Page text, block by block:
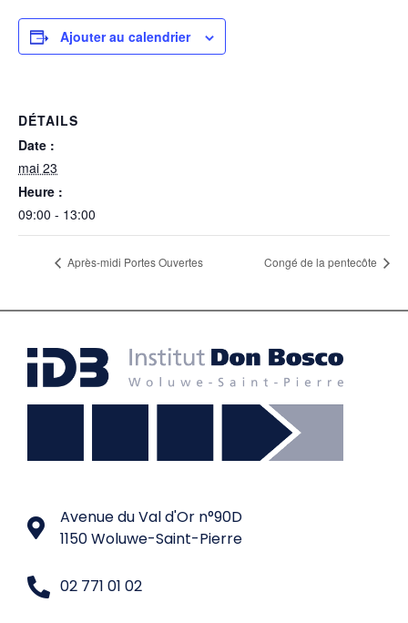
Ajouter au calendrier
DÉTAILS
Date :
mai 23
Heure :
09:00 - 13:00
Après-midi Portes Ouvertes Congé de la pentecôte
Avenue du Val d'Or n°90D
1150 Woluwe-Saint-Pierre
02 771 01 02